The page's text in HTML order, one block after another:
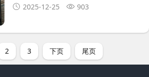
2025-12-25 903
2 3 下页 尾页